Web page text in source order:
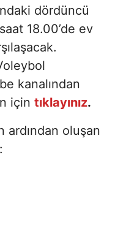
dördüncü
18.00’de ev
kanalından
için tıklayınız.
ardından oluşan